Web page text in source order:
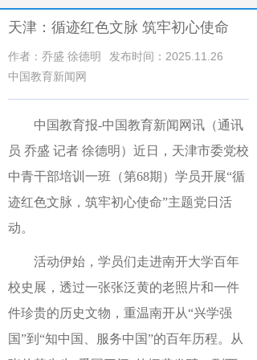
天津：循迹红色文脉 筑牢初心使命
作者：乔盛 徐德明
发布时间：2025.11.26
中国教育新闻网
中国教育报-中国教育新闻网讯（通讯
员 乔盛 记者 徐德明） 近日，天津市委党校
中青干部培训一班（第68期）学员开展“循
迹红色文脉，筑牢初心使命”主题党日活
动。
活动伊始，学员们走进南开大学百年
校史展，透过一张张泛黄的老照片和一件
件珍贵的历史文物，重温南开从“兴学强
国”到“知中国、服务中国”的百年历程。从